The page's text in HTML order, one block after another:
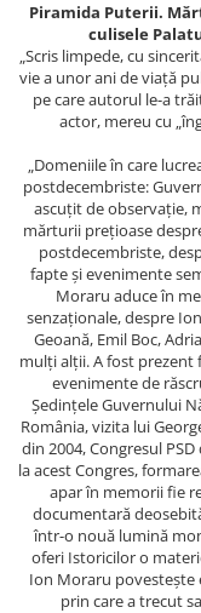
Psihologie
Sociologie
Spiritualitate/
Sport
Stiinte/Educatie
Noutăți
Cărți
Reviste
Reviste
Capital
Evenimentul Istoric
Evenimentul istoric -
electronice
Piramida Puterii.
culisele
„Scris limpede, cu
vie a unor ani de viaţă
pe care autorul le-a
actor, mereu cu
„Domeniile în care
postdecembriste:
ascuțit de observație,
mărturii prețioase
postdecembriste,
fapte și evenimente
Moraru aduce în
senzaționale, despre
Geoană, Emil Boc,
mulți alții. A fost prezent
evenimente de
Ședințele Guvernului
România, vizita lui
din 2004, Congresul
la acest Congres,
apar în memorii fie
documentară
într-o nouă lumină
oferi Istoricilor o
Ion Moraru povestește
prin care a trecut